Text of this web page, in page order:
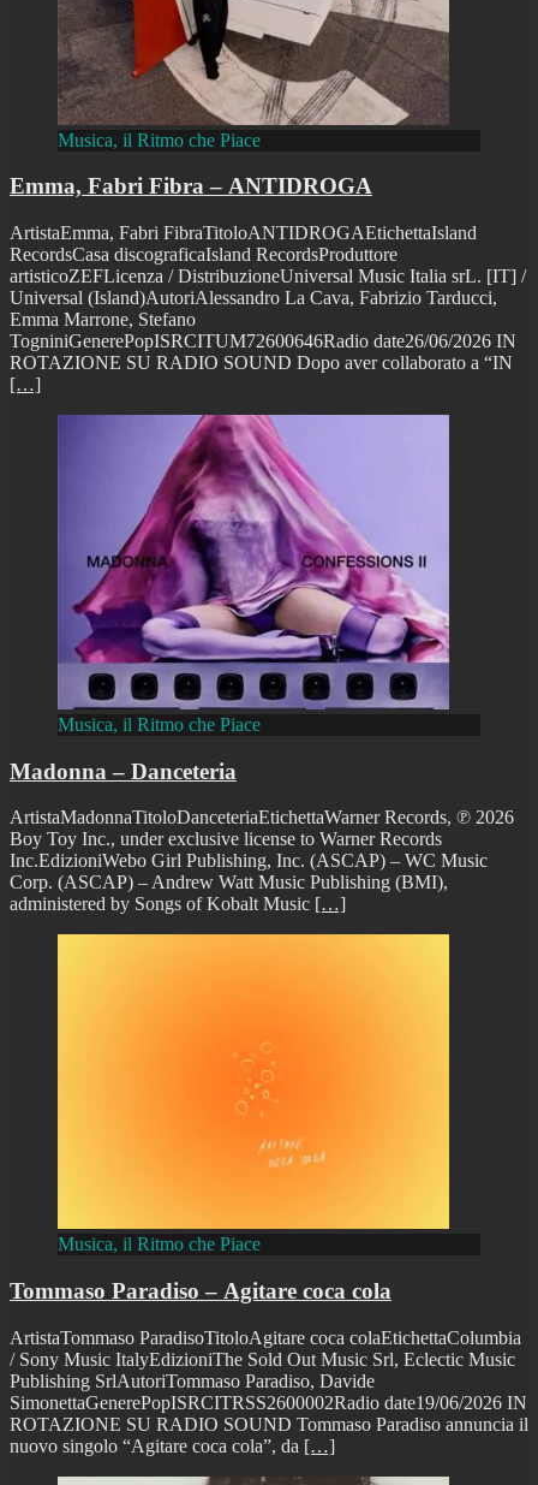
Musica, il Ritmo che Piace
Emma, Fabri Fibra – ANTIDROGA
ArtistaEmma, Fabri FibraTitoloANTIDROGAEtichettaIsland
RecordsCasa discograficaIsland RecordsProduttore
artisticoZEFLicenza / DistribuzioneUniversal Music Italia srL. [IT] /
Universal (Island)AutoriAlessandro La Cava, Fabrizio Tarducci,
Emma Marrone, Stefano
TogniniGenerePopISRCITUM72600646Radio date26/06/2026 IN
ROTAZIONE SU RADIO SOUND Dopo aver collaborato a “IN
[…]
Musica, il Ritmo che Piace
Madonna – Danceteria
ArtistaMadonnaTitoloDanceteriaEtichettaWarner Records, ℗ 2026
Boy Toy Inc., under exclusive license to Warner Records
Inc.EdizioniWebo Girl Publishing, Inc. (ASCAP) – WC Music
Corp. (ASCAP) – Andrew Watt Music Publishing (BMI),
administered by Songs of Kobalt Music […]
Musica, il Ritmo che Piace
Tommaso Paradiso – Agitare coca cola
ArtistaTommaso ParadisoTitoloAgitare coca colaEtichettaColumbia
/ Sony Music ItalyEdizioniThe Sold Out Music Srl, Eclectic Music
Publishing SrlAutoriTommaso Paradiso, Davide
SimonettaGenerePopISRCITRSS2600002Radio date19/06/2026 IN
ROTAZIONE SU RADIO SOUND Tommaso Paradiso annuncia il
nuovo singolo “Agitare coca cola”, da […]